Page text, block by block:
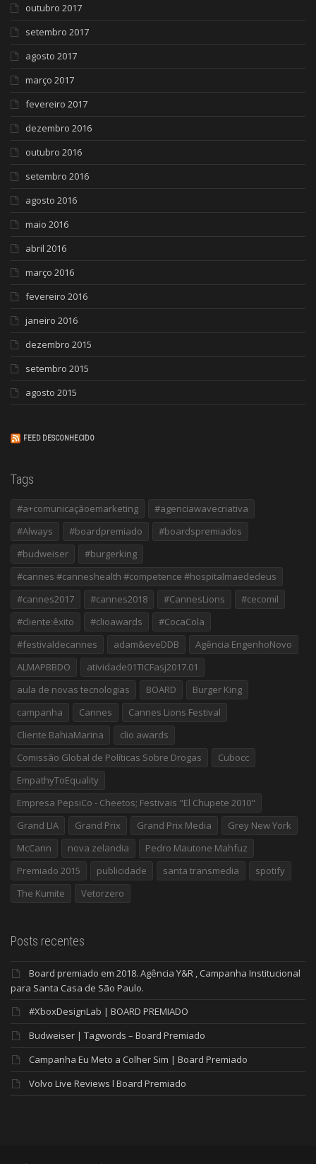
outubro 2017
setembro 2017
agosto 2017
março 2017
fevereiro 2017
dezembro 2016
outubro 2016
setembro 2016
agosto 2016
maio 2016
abril 2016
março 2016
fevereiro 2016
janeiro 2016
dezembro 2015
setembro 2015
agosto 2015
FEED DESCONHECIDO
Tags
#a+comunicaçãoemarketing
#agenciawavecriativa
#Always
#boardpremiado
#boardspremiados
#budweiser
#burgerking
#cannes #canneshealth #competence #hospitalmaededeus
#cannes2017
#cannes2018 #CannesLions
#cecomil
#cliente:êxito
#clioawards
#CocaCola
#festivaldecannes
adam&eveDDB
Agência EngenhoNovo
ALMAPBBDO
atividade01TICFasj2017.01
aula de novas tecnologias
BOARD
Burger King
campanha
Cannes
Cannes Lions Festival
Cliente BahiaMarina
clio awards
Comissão Global de Políticas Sobre Drogas
Cubocc
EmpathyToEquality
Empresa PepsiCo - Cheetos; Festivais "El Chupete 2010"
Grand LIA
Grand Prix Grand Prix Media
Grey New York
McCann
nova zelandia
Pedro Mautone Mahfuz
Premiado 2015
publicidade santa transmedia
spotify
The Kumite
Vetorzero
Posts recentes
Board premiado em 2018. Agência Y&R , Campanha Institucional
para Santa Casa de São Paulo.
#XboxDesignLab | BOARD PREMIADO
Budweiser | Tagwords – Board Premiado
Campanha Eu Meto a Colher Sim | Board Premiado
Volvo Live Reviews l Board Premiado